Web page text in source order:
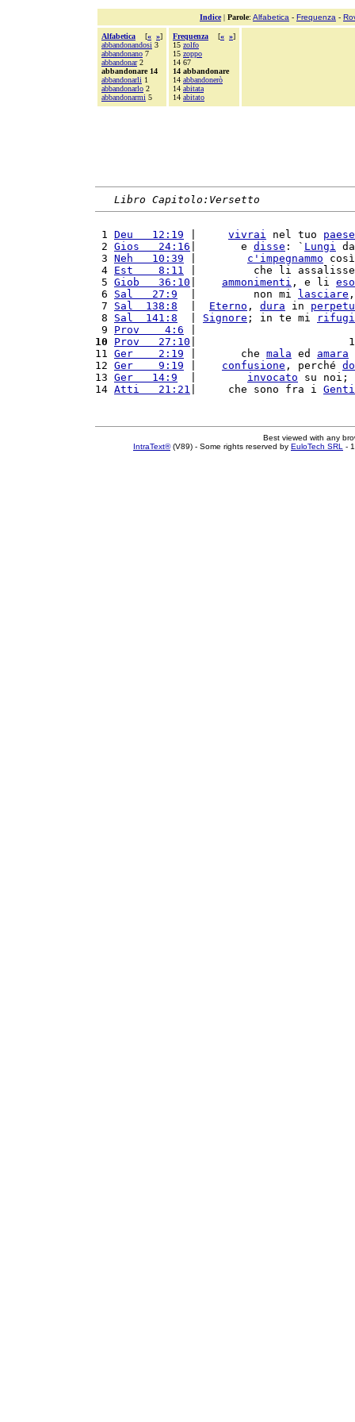
Indice| Parole: Alfabetica - Frequenza -
Alfabetica [« »]
abbandonandosi 3
abbandonano 7
abbandonar2
abbandonare 14
abbandonarli 1
abbandonarlo 2
abbandonarmi 5
Frequenza [« »]
15 zolfo
15 zoppo
14 67
14 abbandonare
14 abbandonerò
14 abitata
14 abitato
Libro Capitolo:Versetto
1 Deu   12:19 vivrai nel tuo paese
2 Gios   24:16 |       e disse : ` Lungi
3 Neh   10:39 c' impegnammo
4 Est    8:11 |         che li
5 Giob   36:10 ammonimenti , e li
6 Sal   27:9
  |         non mi
lasciare
7 Sal  138:8 Eterno , dura in
8 Sal  141:8 Signore ; in te mi
9 Prov    4:6
10
Prov   27:10 |                        10
11 Ger    2:19 |       che mala ed amara
12 Ger    9:19 confusione , perché
13 Ger   14:9 invocato su noi;
14 Atti   21:21 |     che sono fra i
Best viewed with any
IntraText®(V89) - Some rights reserved by EuloTech SRL -